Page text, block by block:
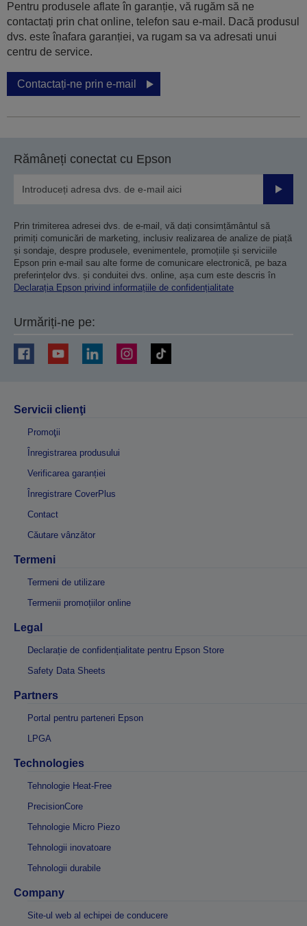
Pentru produsele aflate în garanție, vă rugăm să ne
contactați prin chat online, telefon sau e-mail. Dacă produsul
dvs. este înafara garanției, va rugam sa va adresati unui
centru de service.
Contactați-ne prin e-mail
Rămâneți conectat cu Epson
Prin trimiterea adresei dvs. de e-mail, vă dați consimțământul să
primiți comunicări de marketing, inclusiv realizarea de analize de piață
și sondaje, despre produsele, evenimentele, promoțiile și serviciile
Epson prin e-mail sau alte forme de comunicare electronică, pe baza
preferințelor dvs. și conduitei dvs. online, așa cum este descris în
Declarația Epson privind informațiile de confidențialitate
Urmăriți-ne pe:
Servicii clienţi
Promoţii
Înregistrarea produsului
Verificarea garanției
Înregistrare CoverPlus
Contact
Căutare vânzător
Termeni
Termeni de utilizare
Termenii promoțiilor online
Legal
Declarație de confidențialitate pentru Epson Store
Safety Data Sheets
Partners
Portal pentru parteneri Epson
LPGA
Technologies
Tehnologie Heat-Free
PrecisionCore
Tehnologie Micro Piezo
Tehnologii inovatoare
Tehnologii durabile
Company
Site-ul web al echipei de conducere